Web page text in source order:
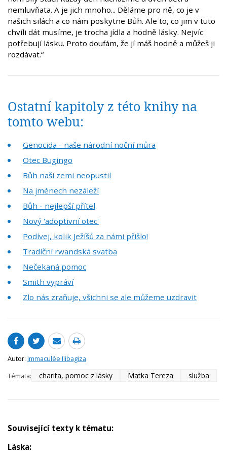
nemluvňata. A je jich mnoho... Děláme pro ně, co je v
našich silách a co nám poskytne Bůh. Ale to, co jim v tuto
chvíli dát musíme, je trocha jídla a hodně lásky. Nejvíc
potřebují lásku. Proto doufám, že jí máš hodně a můžeš ji
rozdávat.“
Ostatní kapitoly z této knihy na
tomto webu:
Genocida - naše národní noční můra
Otec Bugingo
Bůh naši zemi neopustil
Na jménech nezáleží
Bůh - nejlepší přítel
Nový 'adoptivní otec'
Podívej, kolik Ježíšů za námi přišlo!
Tradiční rwandská svatba
Nečekaná pomoc
Smith vypráví
Zlo nás zraňuje, všichni se ale můžeme uzdravit
Autor: Immaculée Ilibagiza
Témata:
charita, pomoc z lásky Matka Tereza služba
Související texty k tématu:
Láska: